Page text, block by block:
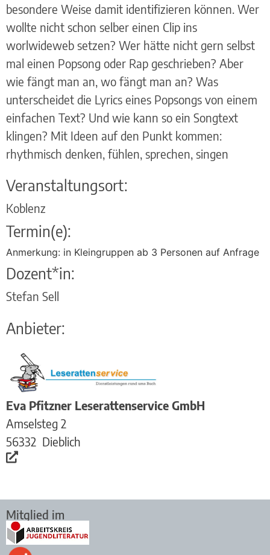
besondere Weise damit identifizieren können. Wer
wollte nicht schon selber einen Clip ins
worlwideweb setzen? Wer hätte nicht gern selbst
mal einen Popsong oder Rap geschrieben? Aber
wie fängt man an, wo fängt man an? Was
unterscheidet die Lyrics eines Popsongs von einem
einfachen Text? Und wie kann so ein Songtext
klingen? Mit Ideen auf den Punkt kommen:
rhythmisch denken, fühlen, sprechen, singen
Veranstaltungsort:
Koblenz
Termin(e):
Anmerkung: in Kleingruppen ab 3 Personen auf Anfrage
Dozent*in:
Stefan Sell
Anbieter:
Eva Pfitzner Leserattenservice GmbH
Amselsteg 2
56332 Dieblich
Mitglied im